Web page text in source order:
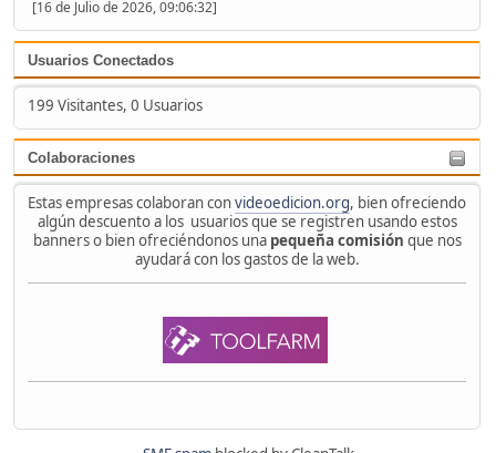
[16 de Julio de 2026, 09:06:32]
Usuarios Conectados
199 Visitantes, 0 Usuarios
Colaboraciones
Estas empresas colaboran convideoedicion.org, bien ofreciendo
algún descuento a los usuarios que se registren usando estos
banners o bien ofreciéndonos una pequeña comisión que nos
ayudará con los gastos de la web.